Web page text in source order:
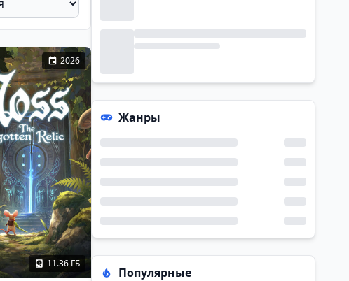
2026
11.36 ГБ
Жанры
Популярные